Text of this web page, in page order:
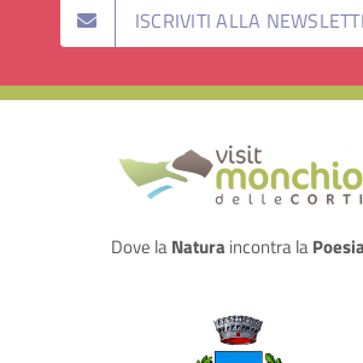
ISCRIVITI ALLA
Dove laNatura incontra laPoesia